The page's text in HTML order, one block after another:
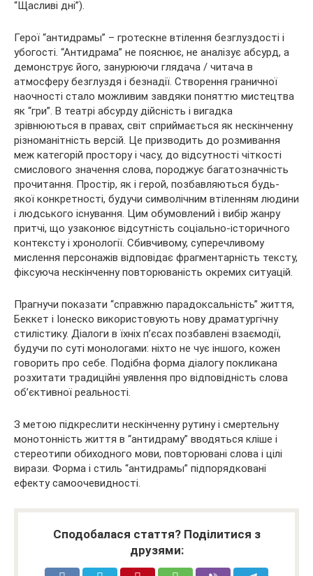
“Щасливі дні”).
Герої “антидрамы” – гротескне втілення безглуздості і
убогості. “Антидрама” не пояснює, не аналізує абсурд, а
демонструє його, занурюючи глядача / читача в
атмосферу безглуздя і безнадії. Створення граничної
наочності стало можливим завдяки поняттю мистецтва
як “гри”. В театрі абсурду дійсність і вигадка
зрівнюються в правах, світ сприймається як нескінченну
різноманітність версій. Це призводить до розмивання
меж категорій простору і часу, до відсутності чіткості
смислового значення слова, породжує багатозначність
прочитання. Простір, як і герой, позбавляються будь-
якої конкретності, будучи символічним втіленням людини
і людського існування. Цим обумовлений і вибір жанру
притчі, що узаконює відсутність соціально-історичного
контексту і хронології. Сбивчивому, суперечливому
мислення персонажів відповідає фрагментарність тексту,
фіксуюча нескінченну повторюваність окремих ситуацій.
Прагнучи показати “справжню парадоксальність” життя,
Беккет і Іонеско використовують нову драматургічну
стилістику. Діалоги в їхніх п’єсах позбавлені взаємодії,
будучи по суті монологами: ніхто не чує іншого, кожен
говорить про себе. Подібна форма діалогу покликана
розхитати традиційні уявлення про відповідність слова
об’єктивної реальності.
З метою підкреслити нескінченну рутину і смертельну
монотонність життя в “антидраму” вводяться кліше і
стереотипи обиходного мови, повторювані слова і цілі
вирази. Форма і стиль “антидрамы” підпорядковані
ефекту самоочевидності.
Сподобалася стаття? Поділитися з
друзями: